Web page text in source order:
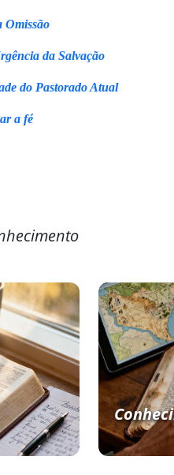
Omissão
da Salvação
do Pastorado Atual
a fé